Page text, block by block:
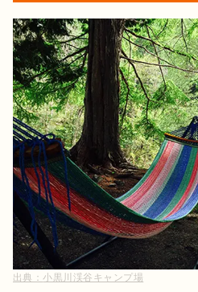
出典： 小黒川渓谷キャンプ場